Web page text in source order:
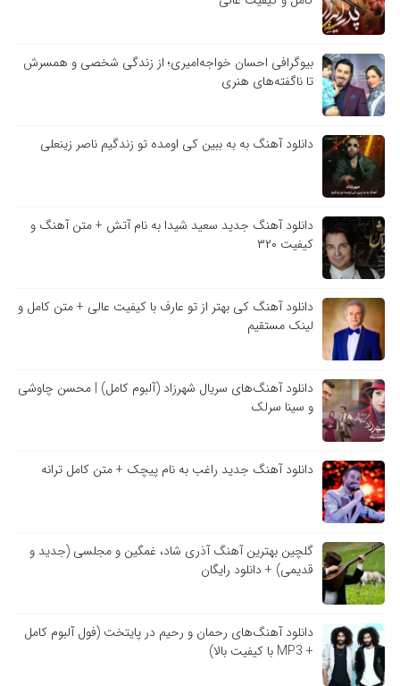
بیوگرافی احسان خواجه‌امیری؛ از زندگی شخصی و همسرش
تا ناگفته‌های هنری
دانلود آهنگ به به ببین کی اومده تو زندگیم ناصر زینعلی
دانلود آهنگ جدید سعید شیدا به نام آتش + متن آهنگ و
کیفیت ۳۲۰
دانلود آهنگ کی بهتر از تو عارف با کیفیت عالی + متن کامل و
لینک مستقیم
دانلود آهنگ‌های سریال شهرزاد (آلبوم کامل) | محسن چاوشی
و سینا سرلک
دانلود آهنگ جدید راغب به نام پیچک + متن کامل ترانه
گلچین بهترین آهنگ آذری شاد، غمگین و مجلسی (جدید و
قدیمی) + دانلود رایگان
دانلود آهنگ‌های رحمان و رحیم در پایتخت (فول آلبوم کامل
+ MP3 با کیفیت بالا)